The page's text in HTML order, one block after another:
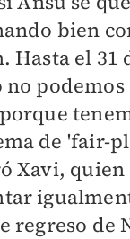
bien
Hasta el 31
no
de 'fair-
Xavi,
regreso de